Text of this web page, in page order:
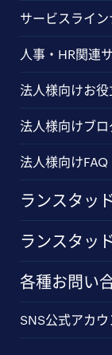
サービスライ
人事・HR関連
法人様向けお
法人様向けブロ
法人様向けFAQ
ランスタッ
ランスタッ
各種お問い
SNS公式アカウ